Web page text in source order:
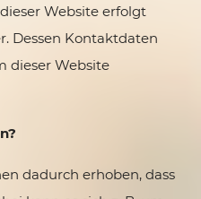
Website erfolgt
Dessen Kontaktdaten
dieser Website
dadurch erhoben, dass